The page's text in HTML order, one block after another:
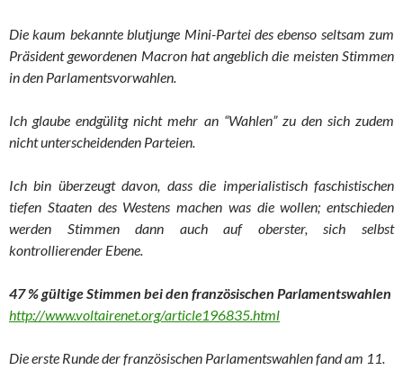
Die kaum bekannte blutjunge Mini-Partei des ebenso seltsam zum
Präsident gewordenen Macron hat angeblich die meisten Stimmen
in den Parlamentsvorwahlen.
Ich glaube endgülitg nicht mehr an “Wahlen” zu den sich zudem
nicht unterscheidenden Parteien.
Ich bin überzeugt davon, dass die imperialistisch faschistischen
tiefen Staaten des Westens machen was die wollen; entschieden
werden Stimmen dann auch auf oberster, sich selbst
kontrollierender Ebene.
47 % gültige Stimmen bei den französischen Parlamentswahlen
http://www.voltairenet.org/article196835.html
Die erste Runde der französischen Parlamentswahlen fand am 11.